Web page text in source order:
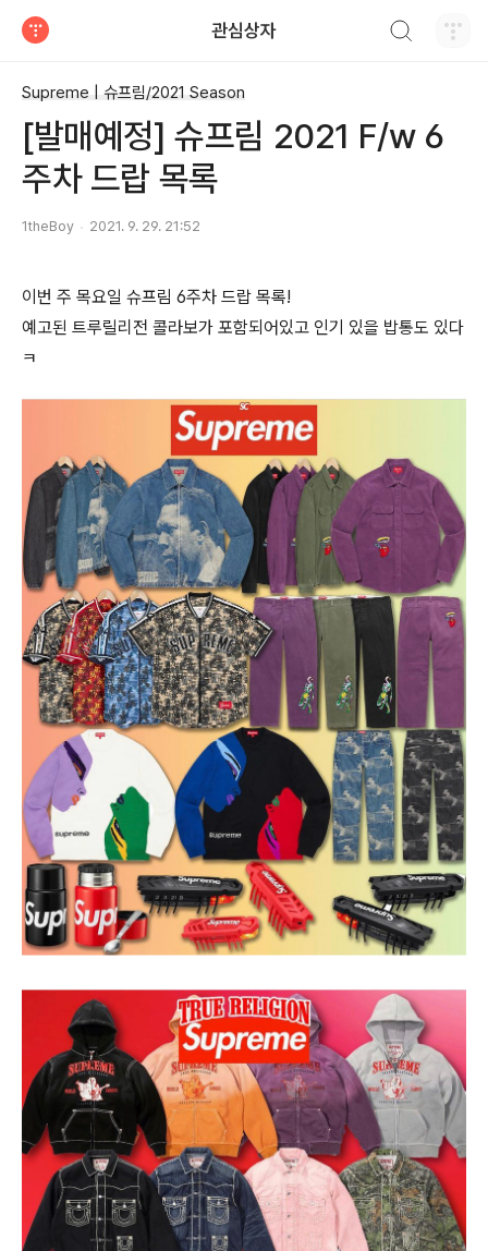
관심상자
Supreme | 슈프림/2021 Season
[발매예정] 슈프림 2021 F/w 6
주차 드랍 목록
1theBoy 2021. 9. 29. 21:52
이번 주 목요일 슈프림 6주차 드랍 목록!
예고된 트루릴리전 콜라보가 포함되어있고 인기 있을 밥통도 있다
ㅋ